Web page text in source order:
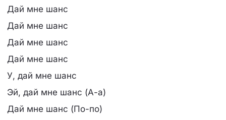
Дай мне шанс
Дай мне шанс
Дай мне шанс
Дай мне шанс
У, дай мне шанс
Эй, дай мне шанс (А-а)
Дай мне шанс (По-по)